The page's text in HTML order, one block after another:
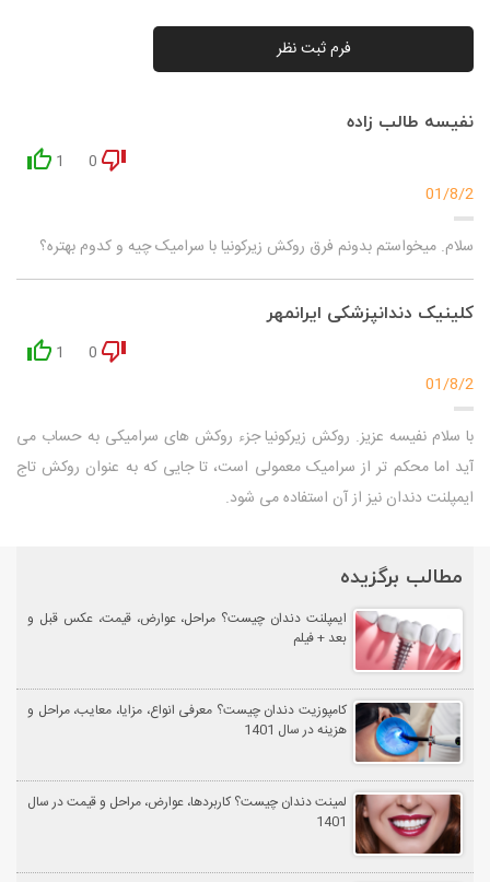
فرم ثبت نظر
نفیسه طالب زاده
1
0
01/8/2
سلام. میخواستم بدونم فرق روکش زیرکونیا با سرامیک چیه و کدوم بهتره؟
کلینیک دندانپزشکی ایرانمهر
1
0
01/8/2
با سلام نفیسه عزیز. روکش زیرکونیا جزء روکش های سرامیکی به حساب می
آید اما محکم تر از سرامیک معمولی است، تا جایی که به عنوان روکش تاج
ایمپلنت دندان نیز از آن استفاده می شود.
مطالب برگزیده
ایمپلنت دندان چیست؟ مراحل، عوارض، قیمت، عکس قبل و
بعد + فیلم
کامپوزیت دندان چیست؟ معرفی انواع، مزایا، معایب، مراحل و
هزینه در سال 1401
لمینت دندان چیست؟ کاربردها، عوارض، مراحل و قیمت در سال
1401